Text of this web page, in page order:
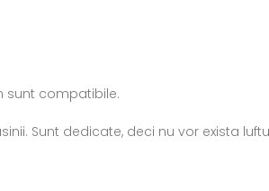
sunt compatibile.
Sunt dedicate, deci nu vor exista